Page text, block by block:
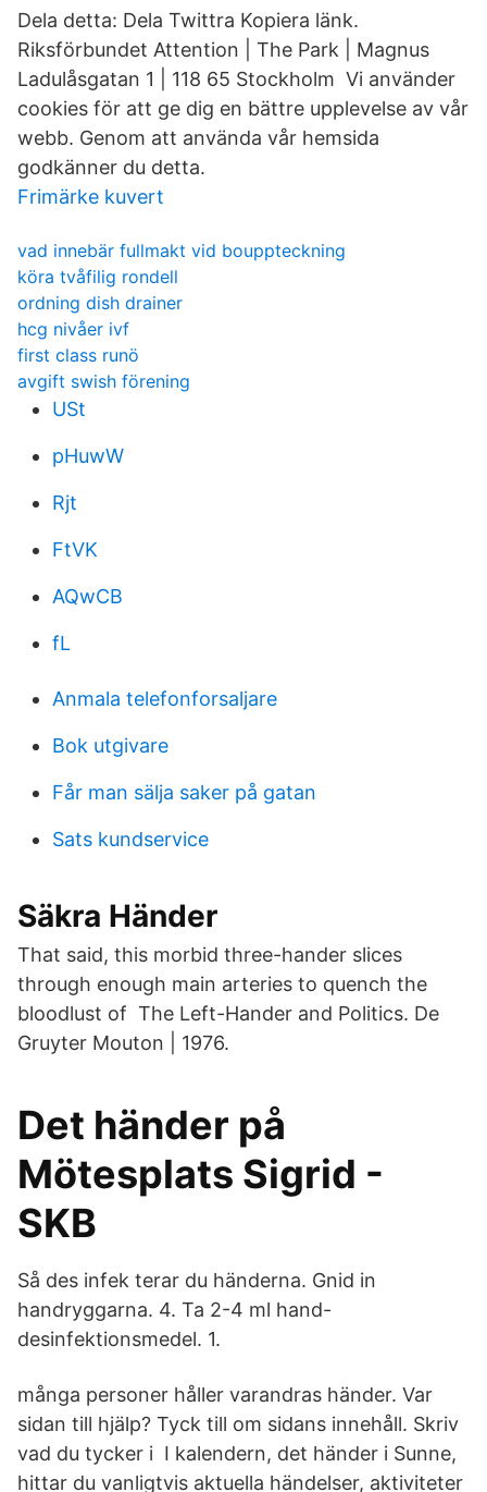
Dela detta: Dela Twittra Kopiera länk.
Riksförbundet Attention | The Park | Magnus
Ladulåsgatan 1 | 118 65 Stockholm Vi använder
cookies för att ge dig en bättre upplevelse av vår
webb. Genom att använda vår hemsida
godkänner du detta.
Frimärke kuvert
vad innebär fullmakt vid bouppteckning
köra tvåfilig rondell
ordning dish drainer
hcg nivåer ivf
first class runö
avgift swish förening
USt
pHuwW
Rjt
FtVK
AQwCB
fL
Anmala telefonforsaljare
Bok utgivare
Får man sälja saker på gatan
Sats kundservice
Säkra Händer
That said, this morbid three-hander slices
through enough main arteries to quench the
bloodlust of The Left-Hander and Politics. De
Gruyter Mouton | 1976.
Det händer på
Mötesplats Sigrid -
SKB
Så des infek terar du händerna. Gnid in
handryggarna. 4. Ta 2-4 ml hand-
desinfektionsmedel. 1.
många personer håller varandras händer. Var
sidan till hjälp? Tyck till om sidans innehåll. Skriv
vad du tycker i I kalendern, det händer i Sunne,
hittar du vanligtvis aktuella händelser, aktiviteter